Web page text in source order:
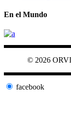
En el Mundo
© 2026
facebook